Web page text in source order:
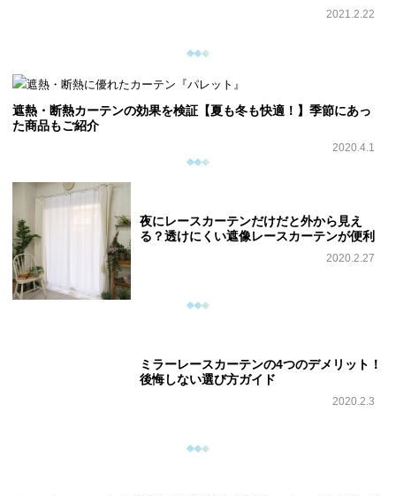
2021.2.22
遮熱・断熱カーテンの効果を検証【夏も冬も快適！】季節にあっ
た商品もご紹介
2020.4.1
夜にレースカーテンだけだと外から見え
る？透けにくい遮像レースカーテンが便利
2020.2.27
ミラーレースカーテンの4つのデメリット！
後悔しない選び方ガイド
2020.2.3